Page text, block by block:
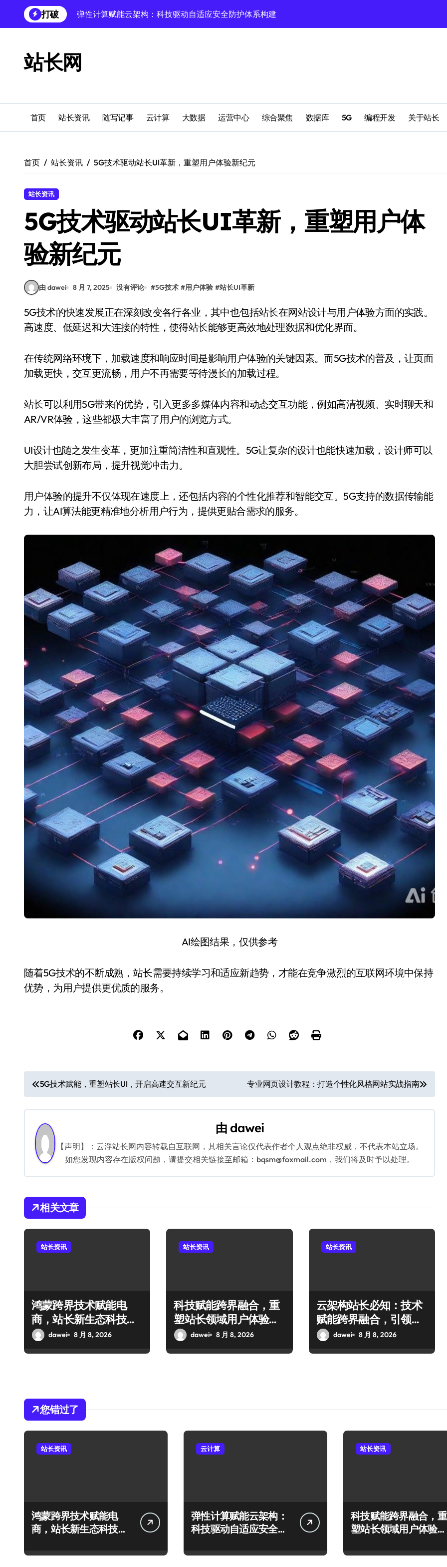
到
打破
弹性计算赋能云架构：科技驱动自适应安全防护体系构建
云架构站长必知：技术赋能跨界融合，引领科技新趋势！
跨界融合：技术革新驱动站长实践新科技风向标
缓存科技跨界融合，外闻洞察驱动站长圈创新变革
蓝队视角：服务器技术融合赋能站长跨界科技新赛道
科技赋能跨界融合，无障碍设计解锁多元领域创新新路径
站长网
首页 站长资讯 随写记事 云计算 大数据 运营中心 综合聚焦 数据库 5G 编程开发 关于站长
首页 站长资讯 5G技术驱动站长UI革新，重塑用户体验新纪元
站长资讯
5G技术驱动站长UI革新，重塑用户体
验新纪元
由 dawei 8 月 7, 2025 没有评论 #5G技术 #用户体验 #站长UI革新
5G技术的快速发展正在深刻改变各行各业，其中也包括站长在网站设计与用户体验方面的实践。
高速度、低延迟和大连接的特性，使得站长能够更高效地处理数据和优化界面。
在传统网络环境下，加载速度和响应时间是影响用户体验的关键因素。而5G技术的普及，让页面
加载更快，交互更流畅，用户不再需要等待漫长的加载过程。
站长可以利用5G带来的优势，引入更多多媒体内容和动态交互功能，例如高清视频、实时聊天和
AR/VR体验，这些都极大丰富了用户的浏览方式。
UI设计也随之发生变革，更加注重简洁性和直观性。5G让复杂的设计也能快速加载，设计师可以
大胆尝试创新布局，提升视觉冲击力。
用户体验的提升不仅体现在速度上，还包括内容的个性化推荐和智能交互。5G支持的数据传输能
力，让AI算法能更精准地分析用户行为，提供更贴合需求的服务。
AI绘图结果，仅供参考
随着5G技术的不断成熟，站长需要持续学习和适应新趋势，才能在竞争激烈的互联网环境中保持
优势，为用户提供更优质的服务。
文
章
导
航
5G技术赋能，重塑站长UI，开启高速交互新纪元 专业网页设计教程：打造个性化风格网站实战指南
由 dawei
【声明】：云浮站长网内容转载自互联网，其相关言论仅代表作者个人观点绝非权威，不代表本站立场。
如您发现内容存在版权问题，请提交相关链接至邮箱：bqsm@foxmail.com，我们将及时予以处理。
相关文章
站长资讯
鸿蒙跨界技术赋能电
商，站长新生态科技启
航新篇章
dawei 8 月 8, 2026
站长资讯
科技赋能跨界融合，重
塑站长领域用户体验新
范式dawei 8 月 8, 2026
站长资讯
云架构站长必知：技术
赋能跨界融合，引领科
技新趋势！
dawei 8 月 8, 2026
您错过了
站长资讯
鸿蒙跨界技术赋能电
商，站长新生态科技启
云计算
弹性计算赋能云架构：
科技驱动自适应安全防
站长资讯
科技赋能跨界融合，重
塑站长领域用户体验新